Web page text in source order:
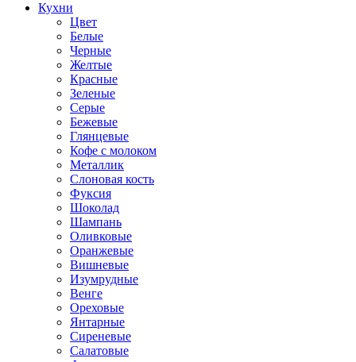
Кухни
Цвет
Белые
Черные
Желтые
Красные
Зеленые
Серые
Бежевые
Глянцевые
Кофе с молоком
Металлик
Слоновая кость
Фуксия
Шоколад
Шампань
Оливковые
Оранжевые
Вишневые
Изумрудные
Венге
Ореховые
Янтарные
Сиреневые
Салатовые